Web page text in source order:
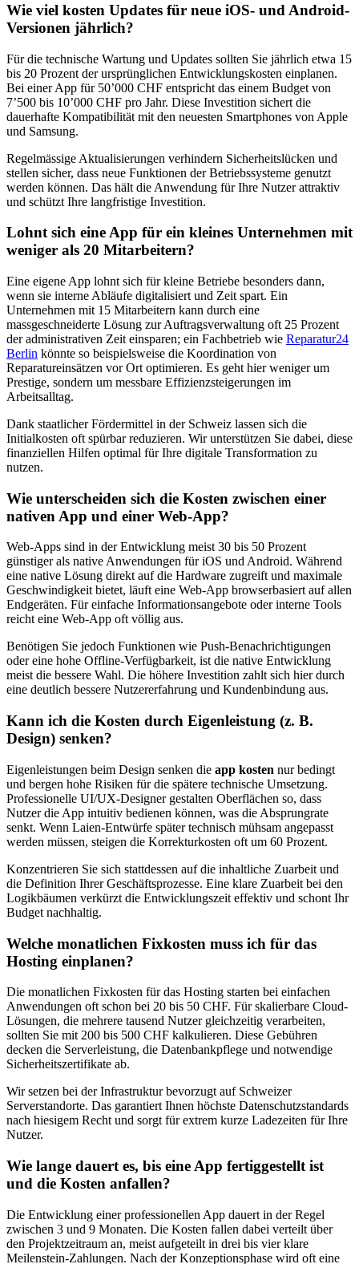
Wie viel kosten Updates für neue iOS- und Android-
Versionen jährlich?
Für die technische Wartung und Updates sollten Sie jährlich etwa 15
bis 20 Prozent der ursprünglichen Entwicklungskosten einplanen.
Bei einer App für 50’000 CHF entspricht das einem Budget von
7’500 bis 10’000 CHF pro Jahr. Diese Investition sichert die
dauerhafte Kompatibilität mit den neuesten Smartphones von Apple
und Samsung.
Regelmässige Aktualisierungen verhindern Sicherheitslücken und
stellen sicher, dass neue Funktionen der Betriebssysteme genutzt
werden können. Das hält die Anwendung für Ihre Nutzer attraktiv
und schützt Ihre langfristige Investition.
Lohnt sich eine App für ein kleines Unternehmen mit
weniger als 20 Mitarbeitern?
Eine eigene App lohnt sich für kleine Betriebe besonders dann,
wenn sie interne Abläufe digitalisiert und Zeit spart. Ein
Unternehmen mit 15 Mitarbeitern kann durch eine
massgeschneiderte Lösung zur Auftragsverwaltung oft 25 Prozent
der administrativen Zeit einsparen; ein Fachbetrieb wie Reparatur24
Berlin könnte so beispielsweise die Koordination von
Reparatureinsätzen vor Ort optimieren. Es geht hier weniger um
Prestige, sondern um messbare Effizienzsteigerungen im
Arbeitsalltag.
Dank staatlicher Fördermittel in der Schweiz lassen sich die
Initialkosten oft spürbar reduzieren. Wir unterstützen Sie dabei, diese
finanziellen Hilfen optimal für Ihre digitale Transformation zu
nutzen.
Wie unterscheiden sich die Kosten zwischen einer
nativen App und einer Web-App?
Web-Apps sind in der Entwicklung meist 30 bis 50 Prozent
günstiger als native Anwendungen für iOS und Android. Während
eine native Lösung direkt auf die Hardware zugreift und maximale
Geschwindigkeit bietet, läuft eine Web-App browserbasiert auf allen
Endgeräten. Für einfache Informationsangebote oder interne Tools
reicht eine Web-App oft völlig aus.
Benötigen Sie jedoch Funktionen wie Push-Benachrichtigungen
oder eine hohe Offline-Verfügbarkeit, ist die native Entwicklung
meist die bessere Wahl. Die höhere Investition zahlt sich hier durch
eine deutlich bessere Nutzererfahrung und Kundenbindung aus.
Kann ich die Kosten durch Eigenleistung (z. B.
Design) senken?
Eigenleistungen beim Design senken die app kosten nur bedingt
und bergen hohe Risiken für die spätere technische Umsetzung.
Professionelle UI/UX-Designer gestalten Oberflächen so, dass
Nutzer die App intuitiv bedienen können, was die Absprungrate
senkt. Wenn Laien-Entwürfe später technisch mühsam angepasst
werden müssen, steigen die Korrekturkosten oft um 60 Prozent.
Konzentrieren Sie sich stattdessen auf die inhaltliche Zuarbeit und
die Definition Ihrer Geschäftsprozesse. Eine klare Zuarbeit bei den
Logikbäumen verkürzt die Entwicklungszeit effektiv und schont Ihr
Budget nachhaltig.
Welche monatlichen Fixkosten muss ich für das
Hosting einplanen?
Die monatlichen Fixkosten für das Hosting starten bei einfachen
Anwendungen oft schon bei 20 bis 50 CHF. Für skalierbare Cloud-
Lösungen, die mehrere tausend Nutzer gleichzeitig verarbeiten,
sollten Sie mit 200 bis 500 CHF kalkulieren. Diese Gebühren
decken die Serverleistung, die Datenbankpflege und notwendige
Sicherheitszertifikate ab.
Wir setzen bei der Infrastruktur bevorzugt auf Schweizer
Serverstandorte. Das garantiert Ihnen höchste Datenschutzstandards
nach hiesigem Recht und sorgt für extrem kurze Ladezeiten für Ihre
Nutzer.
Wie lange dauert es, bis eine App fertiggestellt ist
und die Kosten anfallen?
Die Entwicklung einer professionellen App dauert in der Regel
zwischen 3 und 9 Monaten. Die Kosten fallen dabei verteilt über
den Projektzeitraum an, meist aufgeteilt in drei bis vier klare
Meilenstein-Zahlungen. Nach der Konzeptionsphase wird oft eine